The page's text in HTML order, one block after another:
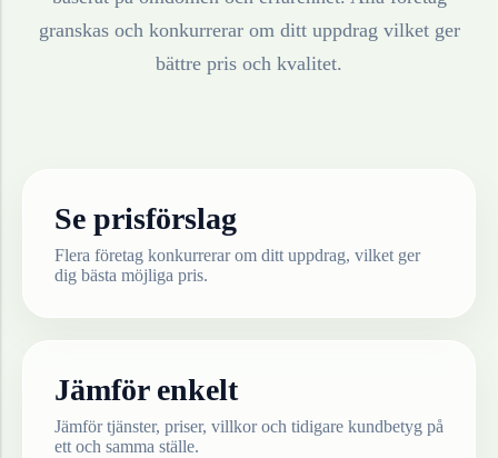
granskas och konkurrerar om ditt uppdrag vilket ger
bättre pris och kvalitet.
Se prisförslag
Flera företag konkurrerar om ditt uppdrag, vilket ger
dig bästa möjliga pris.
Jämför enkelt
Jämför tjänster, priser, villkor och tidigare kundbetyg på
ett och samma ställe.